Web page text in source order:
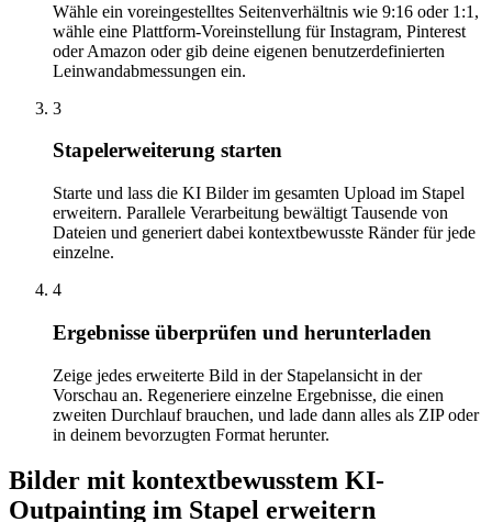
Wähle ein voreingestelltes Seitenverhältnis wie 9:16 oder 1:1,
wähle eine Plattform-Voreinstellung für Instagram, Pinterest
oder Amazon oder gib deine eigenen benutzerdefinierten
Leinwandabmessungen ein.
3
Stapelerweiterung starten
Starte und lass die KI Bilder im gesamten Upload im Stapel
erweitern. Parallele Verarbeitung bewältigt Tausende von
Dateien und generiert dabei kontextbewusste Ränder für jede
einzelne.
4
Ergebnisse überprüfen und herunterladen
Zeige jedes erweiterte Bild in der Stapelansicht in der
Vorschau an. Regeneriere einzelne Ergebnisse, die einen
zweiten Durchlauf brauchen, und lade dann alles als ZIP oder
in deinem bevorzugten Format herunter.
Bilder mit kontextbewusstem KI-
Outpainting im Stapel erweitern